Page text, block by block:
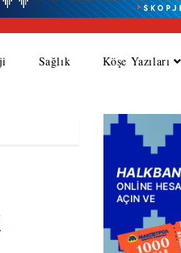
Sağlık Köşe Yazıları